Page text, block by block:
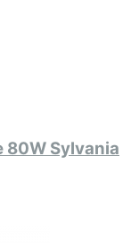
80W Sylvania